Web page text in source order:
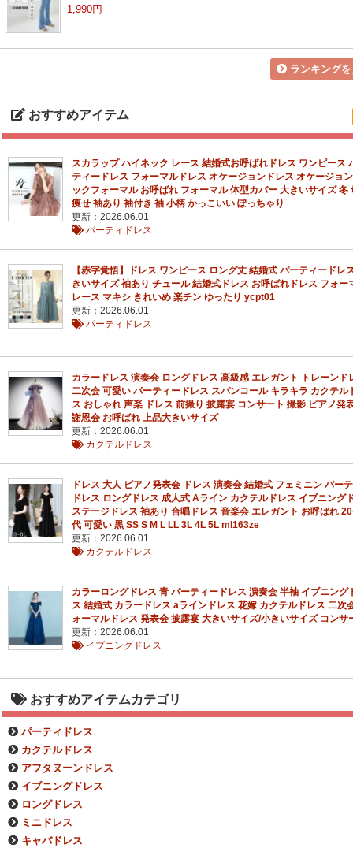
1,990円
ランキング
おすすめアイテム
スカラップ ハイネック レース 結婚式お呼ばれドレス ワンピース
ティードレス フォーマルドレス オケージョンドレス オケージョ
ックフォーマル お呼ばれ フォーマル 体型カバー 大きいサイズ 冬
痩せ 袖あり 袖付き 袖 小柄 かっこいい ぽっちゃり
更新：2026.06.01
パーティドレス
【赤字覚悟】ドレス ワンピース ロング丈 結婚式 パーティードレ
きいサイズ 袖あり チュール 結婚式ドレス お呼ばれドレス フォー
レース マキシ きれいめ 楽チン ゆったり ycpt01
更新：2026.06.01
パーティドレス
カラードレス 演奏会 ロングドレス 高級感 エレガント トレーンド
二次会 可愛い パーティードレス スパンコール キラキラ カクテル
ス おしゃれ 声楽 ドレス 前撮り 披露宴 コンサート 撮影 ピアノ発
謝恩会 お呼ばれ 上品大きいサイズ
更新：2026.06.01
カクテルドレス
ドレス 大人 ピアノ発表会 ドレス 演奏会 結婚式 フェミニン パー
ドレス ロングドレス 成人式 Aライン カクテルドレス イブニング
ステージドレス 袖あり 合唱ドレス 音楽会 エレガント お呼ばれ
代 可愛い 黒 SS S M L LL 3L 4L 5L ml163ze
更新：2026.06.01
カクテルドレス
カラーロングドレス 青 パーティードレス 演奏会 半袖 イブニング
ス 結婚式 カラードレス aラインドレス 花嫁 カクテルドレス 二次
ォーマルドレス 発表会 披露宴 大きいサイズ/小きいサイズ コンサ
更新：2026.06.01
イブニングドレス
おすすめアイテムカテゴリ
パーティドレス
カクテルドレス
アフタヌーンドレス
イブニングドレス
ロングドレス
ミニドレス
キャバドレス